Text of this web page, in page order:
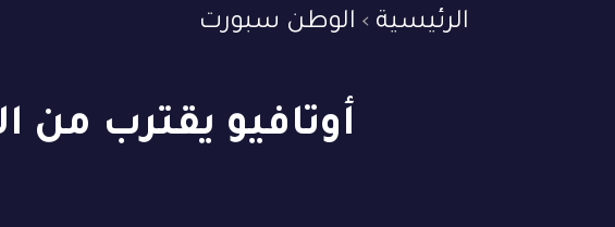
الرئيسية الوطن سبورت
أوتافيو يقترب